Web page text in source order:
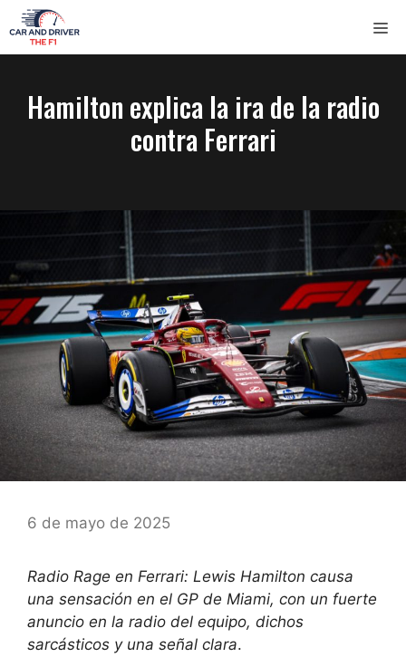
Saltar
al
contenido
Hamilton explica la ira de la radio
contra Ferrari
6 de mayo de 2025
Radio Rage en Ferrari: Lewis Hamilton causa
una sensación en el GP de Miami, con un fuerte
anuncio en la radio del equipo, dichos
sarcásticos y una señal clara.